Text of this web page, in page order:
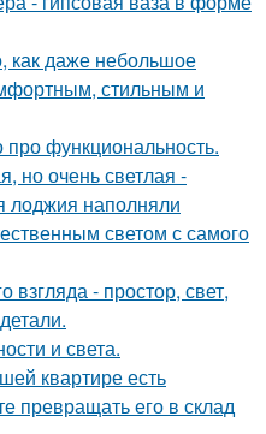
как даже небольшое
стильным и
про функциональность.
но очень светлая -
лоджия наполняли
светом с самого
взгляда - простор, свет,
и света.
квартире есть
превращать его в склад